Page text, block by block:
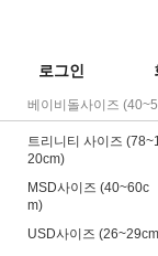
로그인
베이비돌사이즈
트리니티 사이즈
20cm)
MSD사이즈 (40~60c
m)
USD사이즈